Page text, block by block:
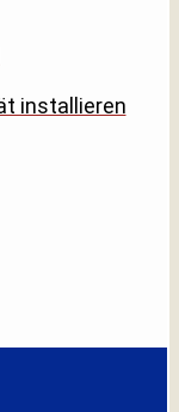
installieren